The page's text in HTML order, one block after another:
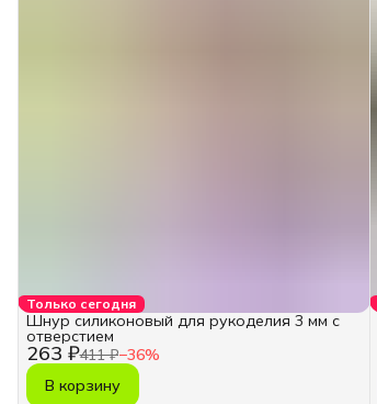
Только сегодня
263 ₽411 ₽−36%
Шнур силиконовый для рукоделия 3 мм с
отверстием
В корзину